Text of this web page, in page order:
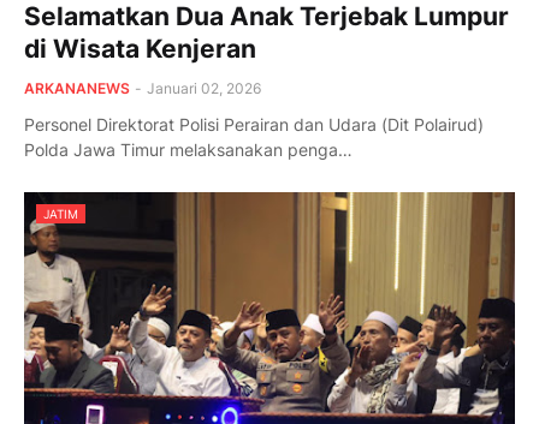
Selamatkan Dua Anak Terjebak Lumpur
di Wisata Kenjeran
ARKANANEWS - Januari 02, 2026
Personel Direktorat Polisi Perairan dan Udara (Dit Polairud)
Polda Jawa Timur melaksanakan penga…
JATIM